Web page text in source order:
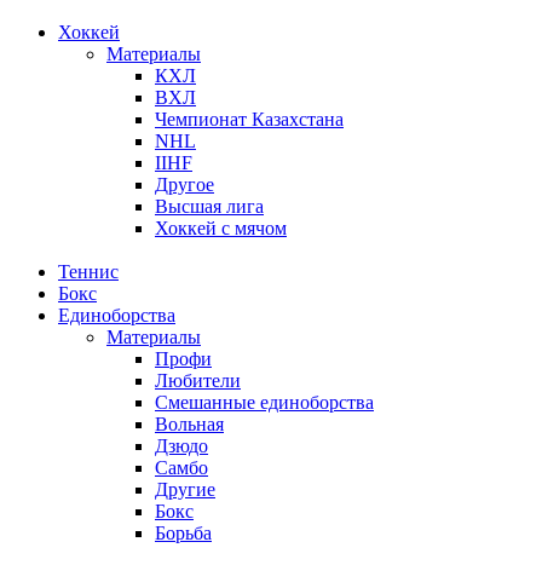
Хоккей
Материалы
КХЛ
ВХЛ
Чемпионат Казахстана
NHL
IIHF
Другое
Высшая лига
Хоккей с мячом
Теннис
Бокс
Единоборства
Материалы
Профи
Любители
Смешанные единоборства
Вольная
Дзюдо
Самбо
Другие
Бокс
Борьба